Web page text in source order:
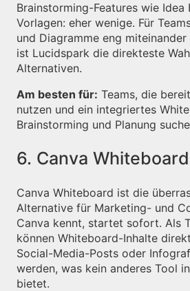
Brainstorming-Features wie Idea
Vorlagen: eher wenige. Für
und Diagramme eng
ist Lucidspark die direkteste
Alternativen.
Am besten für: Teams, die
nutzen und ein integriertes
Brainstorming und Planung
6. Canva Whiteboard
Canva Whiteboard ist die
Alternative für Marketing- und
Canva kennt, startet sofort. Als
können Whiteboard-Inhalte
Social-Media-Posts oder
werden, was kein anderes Tool
bietet.